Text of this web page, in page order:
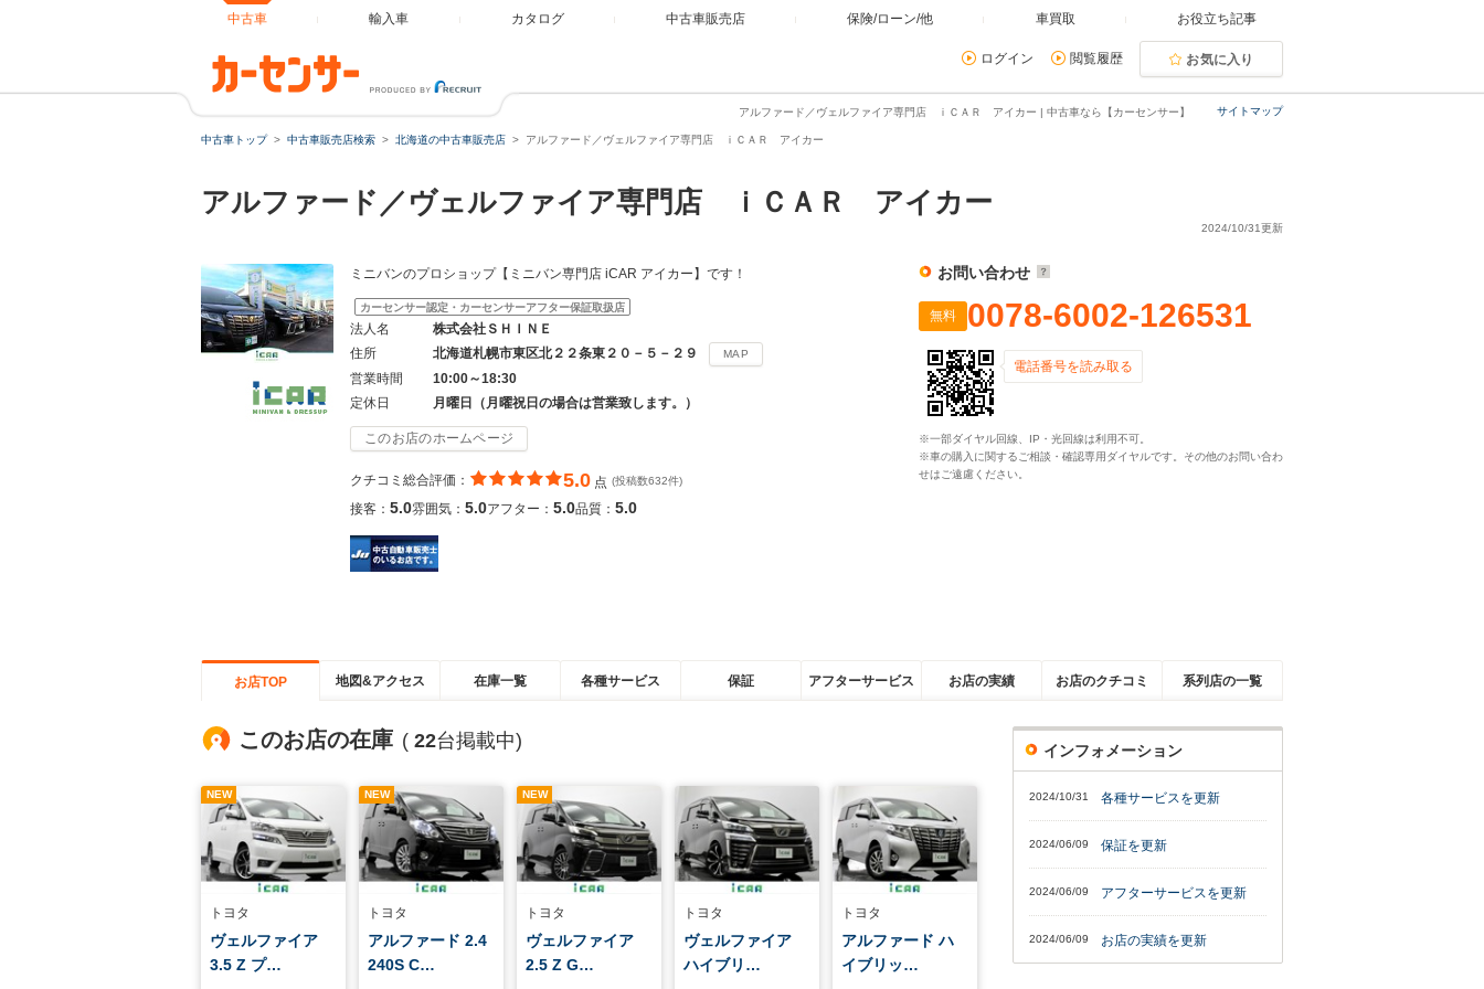
中古車 輸入車 カタログ 中古車販売店 保険/ローン/他 車買取 お役立ち記事
ログイン 閲覧履歴 お気に入り
サイトマップ
アルファード／ヴェルファイア専門店 ｉＣＡＲ アイカー | 中古車なら【カーセンサー】
中古車トップ 中古車販売店検索 北海道の中古車販売店 アルファード／ヴェルファイア専門店 ｉＣＡＲ アイカー
アルファード／ヴェルファイア専門店 ｉＣＡＲ アイカー
2024/10/31更新
ミニバンのプロショップ【ミニバン専門店 iCAR アイカー】です！
カーセンサー認定・カーセンサーアフター保証取扱店
法人名
株式会社ＳＨＩＮＥ
住所
北海道札幌市東区北２２条東２０－５－２９ MAP
営業時間
10:00～18:30
定休日
月曜日（月曜祝日の場合は営業致します。）
このお店のホームページ
クチコミ総合評価： 5.0 点 (投稿数632件)
接客： 5.0雰囲気： 5.0アフター： 5.0品質： 5.0
お問い合わせ
無料 0078-6002-126531
電話番号を読み取る
※一部ダイヤル回線、IP・光回線は利用不可。
※車の購入に関するご相談・確認専用ダイヤルです。その他のお問い合わ
せはご遠慮ください。
お店TOP 地図&アクセス 在庫一覧 各種サービス 保証 アフターサービス お店の実績 お店のクチコミ 系列店の一覧
このお店の在庫 ( 22台掲載中)
NEW
トヨタ
ヴェルファイア
3.5 Z プ…
NEW
トヨタ
アルファード 2.4
240S C…
NEW
トヨタ
ヴェルファイア
2.5 Z G…
トヨタ
ヴェルファイア
ハイブリ…
トヨタ
アルファード ハ
イブリッ…
インフォメーション
2024/10/31 各種サービスを更新
2024/06/09 保証を更新
2024/06/09 アフターサービスを更新
2024/06/09 お店の実績を更新